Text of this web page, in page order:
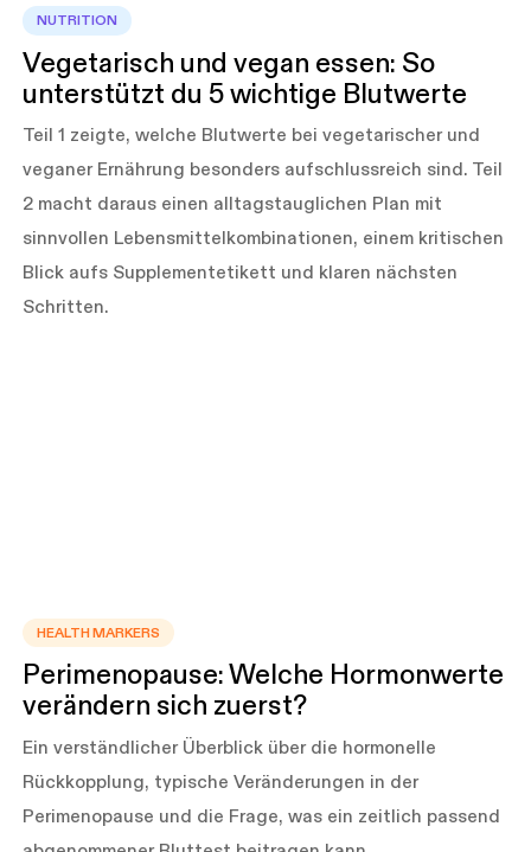
NUTRITION
Vegetarisch und vegan essen: So
unterstützt du 5 wichtige Blutwerte
Teil 1 zeigte, welche Blutwerte bei vegetarischer und
veganer Ernährung besonders aufschlussreich sind. Teil
2 macht daraus einen alltagstauglichen Plan mit
sinnvollen Lebensmittelkombinationen, einem kritischen
Blick aufs Supplementetikett und klaren nächsten
Schritten.
HEALTH MARKERS
Perimenopause: Welche Hormonwerte
verändern sich zuerst?
Ein verständlicher Überblick über die hormonelle
Rückkopplung, typische Veränderungen in der
Perimenopause und die Frage, was ein zeitlich passend